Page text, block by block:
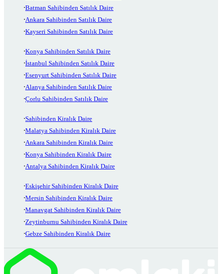
Batman Sahibinden Satılık Daire
Ankara Sahibinden Satılık Daire
Kayseri Sahibinden Satılık Daire
Konya Sahibinden Satılık Daire
İstanbul Sahibinden Satılık Daire
Esenyurt Sahibinden Satılık Daire
Alanya Sahibinden Satılık Daire
Çorlu Sahibinden Satılık Daire
Sahibinden Kiralık Daire
Malatya Sahibinden Kiralık Daire
Ankara Sahibinden Kiralık Daire
Konya Sahibinden Kiralık Daire
Antalya Sahibinden Kiralık Daire
Eskişehir Sahibinden Kiralık Daire
Mersin Sahibinden Kiralık Daire
Manavgat Sahibinden Kiralık Daire
Zeytinburnu Sahibinden Kiralık Daire
Gebze Sahibinden Kiralık Daire